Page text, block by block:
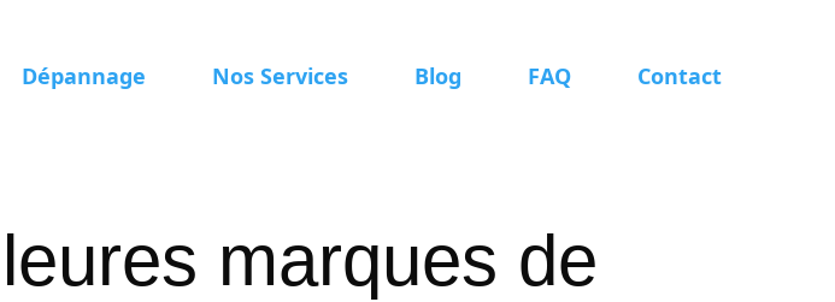
Dépannage Nos Services Blog FAQ Contact
marques de